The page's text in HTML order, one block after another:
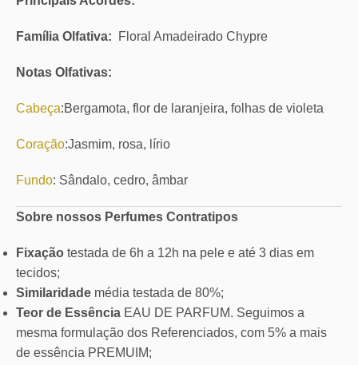
Família Olfativa: Floral Amadeirado Chypre
Notas Olfativas:
Cabeça:Bergamota, flor de laranjeira, folhas de violeta
Coração:Jasmim, rosa, lírio
Fundo: Sândalo, cedro, âmbar
Sobre nossos Perfumes Contratipos
Fixação testada de 6h a 12h na pele e até 3 dias em
tecidos;
Similaridade média testada de 80%;
Teor de Essência EAU DE PARFUM. Seguimos a
mesma formulação dos Referenciados, com 5% a mais
de essência PREMUIM;